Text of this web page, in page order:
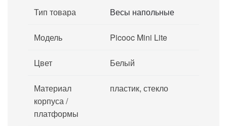
Тип товара Весы напольные
Модель Picooc Mini Lite
Цвет Белый
Материал
корпуса /
платформы
пластик, стекло